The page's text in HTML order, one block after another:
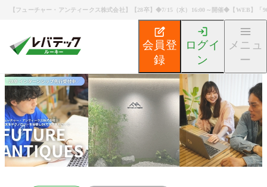
【フューチャー・アンティークス株式会社】【28卒】◆7/15（水）16:00～開催◆【WEB】
会員登
録
ログイ
ン
メニュ
ー
募集検索 【28卒】◆7/15（